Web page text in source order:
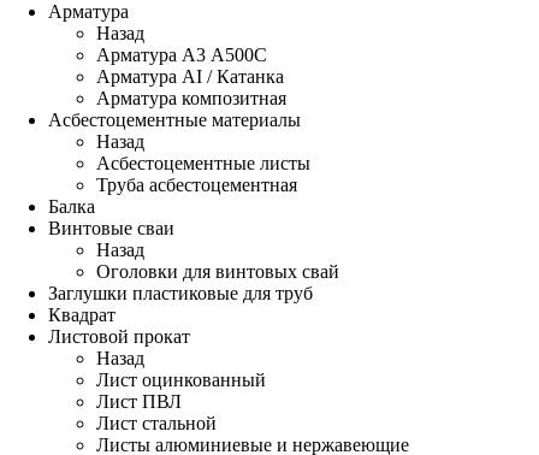
Арматура
Назад
Арматура А3 А500С
Арматура АI / Катанка
Арматура композитная
Асбестоцементные материалы
Назад
Асбестоцементные листы
Труба асбестоцементная
Балка
Винтовые сваи
Назад
Оголовки для винтовых свай
Заглушки пластиковые для труб
Квадрат
Листовой прокат
Назад
Лист оцинкованный
Лист ПВЛ
Лист стальной
Листы алюминиевые и нержавеющие